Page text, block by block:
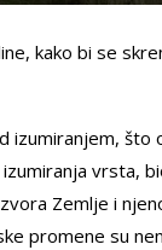
kako bi se
izumiranjem, što
vrsta,
Zemlje i
promene su